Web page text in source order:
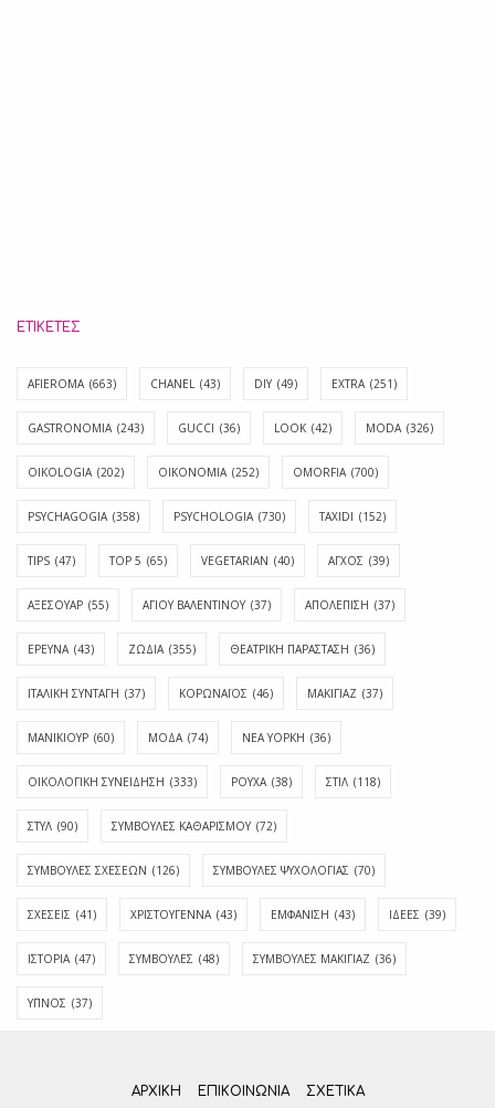
ΕΤΙΚΈΤΕΣ
AFIEROMA (663) CHANEL (43) DIY (49) EXTRA (251)
GASTRONOMIA (243) GUCCI (36) LOOK (42) MODA (326)
OIKOLOGIA (202) OIKONOMIA (252) OMORFIA (700)
PSYCHAGOGIA (358) PSYCHOLOGIA (730) TAXIDI (152)
TIPS (47) TOP 5 (65) VEGETARIAN (40) ΑΓΧΟΣ (39)
ΑΞΕΣΟΥΑΡ (55) ΑΓΊΟΥ ΒΑΛΕΝΤΊΝΟΥ (37) ΑΠΟΛΈΠΙΣΗ (37)
ΕΡΕΥΝΑ (43) ΖΩΔΙΑ (355) ΘΕΑΤΡΙΚΗ ΠΑΡΑΣΤΑΣΗ (36)
ΙΤΑΛΙΚΗ ΣΥΝΤΑΓΗ (37) ΚΟΡΩΝΑΪΟΣ (46) ΜΑΚΙΓΙΑΖ (37)
ΜΑΝΙΚΙΟΥΡ (60) ΜΟΔΑ (74) ΝΕΑ ΥΟΡΚΗ (36)
ΟΙΚΟΛΟΓΙΚΗ ΣΥΝΕΙΔΗΣΗ (333) ΡΟΥΧΑ (38) ΣΤΙΛ (118)
ΣΤΥΛ (90) ΣΥΜΒΟΥΛΕΣ ΚΑΘΑΡΙΣΜΟΥ (72)
ΣΥΜΒΟΥΛΕΣ ΣΧΕΣΕΩΝ (126) ΣΥΜΒΟΥΛΕΣ ΨΥΧΟΛΟΓΙΑΣ (70)
ΣΧΕΣΕΙΣ (41) ΧΡΙΣΤΟΥΓΕΝΝΑ (43) ΕΜΦΆΝΙΣΗ (43) ΙΔΈΕΣ (39)
ΙΣΤΟΡΊΑ (47) ΣΥΜΒΟΥΛΈΣ (48) ΣΥΜΒΟΥΛΈΣ ΜΑΚΙΓΙΆΖ (36)
ΎΠΝΟΣ (37)
ΑΡΧΙΚΗ ΕΠΙΚΟΙΝΩΝΊΑ ΣΧΕΤΙΚΆ